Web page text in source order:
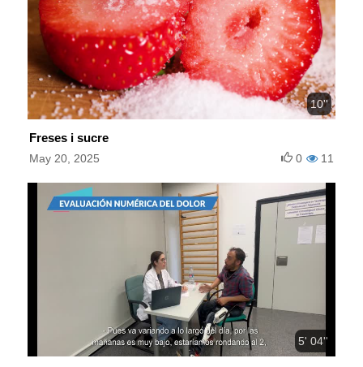
10''
Freses i sucre
May 20, 2025 11
0
5' 04''